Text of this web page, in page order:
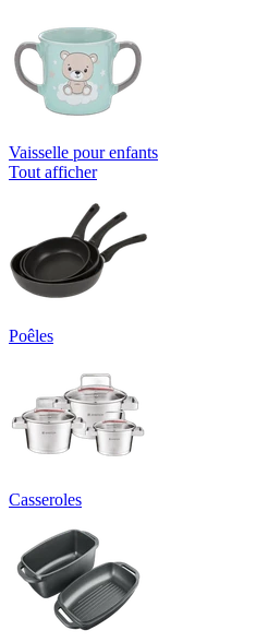
Vaisselle pour enfants
Tout afficher
Poêles
Casseroles